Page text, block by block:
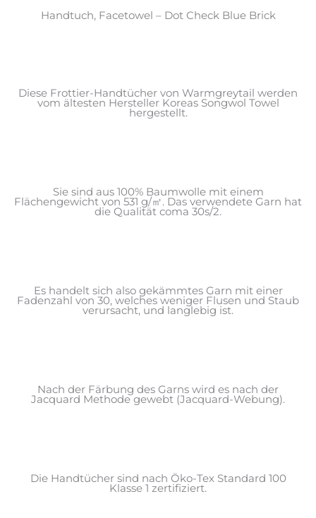
Handtuch, Facetowel – Dot Check Blue Brick
Diese Frottier-Handtücher von Warmgreytail werden
vom ältesten Hersteller Koreas Songwol Towel
hergestellt.
Sie sind aus 100% Baumwolle mit einem
Flächengewicht von 531 g/㎡. Das verwendete Garn hat
die Qualität coma 30s/2.
Es handelt sich also gekämmtes Garn mit einer
Fadenzahl von 30, welches weniger Flusen und Staub
verursacht, und langlebig ist.
Nach der Färbung des Garns wird es nach der
Jacquard Methode gewebt (Jacquard-Webung).
Die Handtücher sind nach Öko-Tex Standard 100
Klasse 1 zertifiziert.